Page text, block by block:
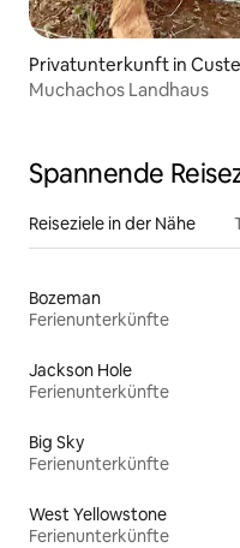
Privatunterkunft in
Muchachos Landhaus
Spannende
Reiseziele in der Nähe
Bozeman
Ferienunterkünfte
Jackson Hole
Ferienunterkünfte
Big Sky
Ferienunterkünfte
West Yellowstone
Ferienunterkünfte